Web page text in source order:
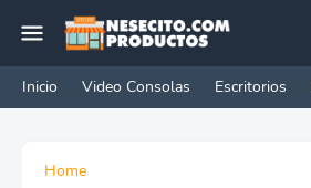
Inicio Video Consolas Escritorios
Home